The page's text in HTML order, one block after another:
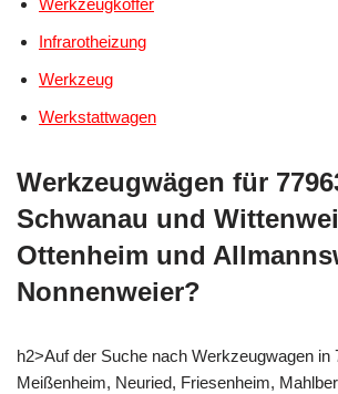
Infrarotheizung
Werkzeug
Werkstattwagen
Werkzeugwägen für
Schwanau und
Ottenheim und
Nonnenweier?
h2>Auf der Suche nach Werkzeugwagen in
Meißenheim, Neuried, Friesenheim,